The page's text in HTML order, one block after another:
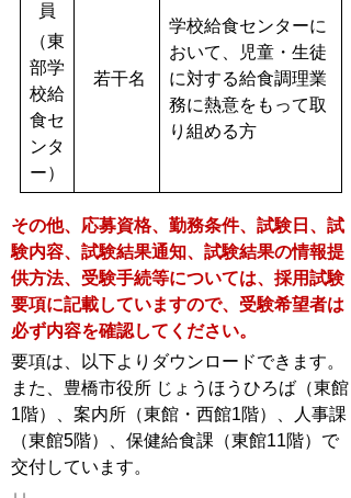
員
（東
部学
校給
食セ
ンタ
ー）
若干名
学校給食センターに
おいて、児童・生徒
に対する給食調理業
務に熱意をもって取
り組める方
その他、応募資格、勤務条件、試験日、試
験内容、試験結果通知、試験結果の情報提
供方法、受験手続等については、採用試験
要項に記載していますので、受験希望者は
必ず内容を確認してください。
要項は、以下よりダウンロードできます。
また、豊橋市役所 じょうほうひろば（東館
1階）、案内所（東館・西館1階）、人事課
（東館5階）、保健給食課（東館11階）で
交付しています。